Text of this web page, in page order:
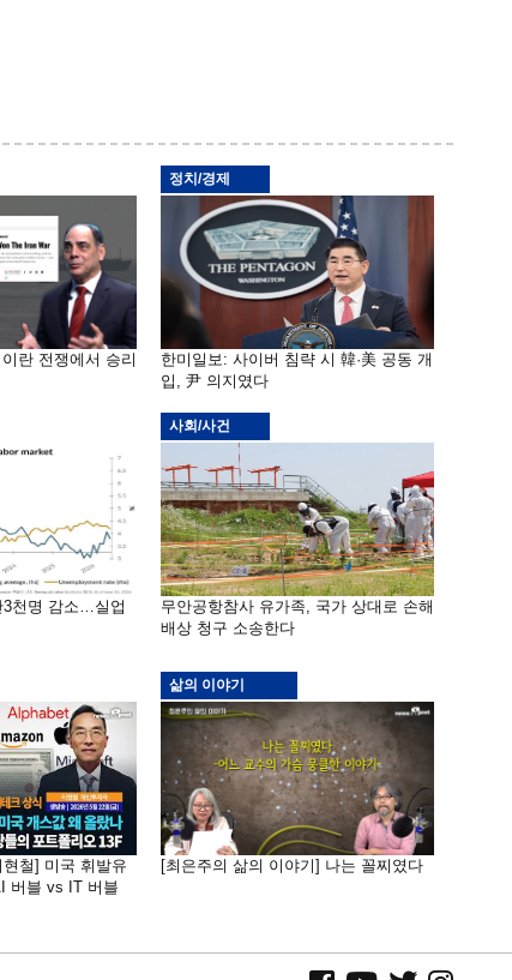
란 전쟁에서 승리
정치/경제
한미일보: 사이버 침략 시 韓·美 공동 개
입, 尹 의지였다
3천명 감소…실업
사회/사건
무안공항참사 유가족, 국가 상대로 손해
배상 청구 소송한다
철] 미국 휘발유
버블 vs IT 버블
삶의 이야기
[최은주의 삶의 이야기] 나는 꼴찌였다